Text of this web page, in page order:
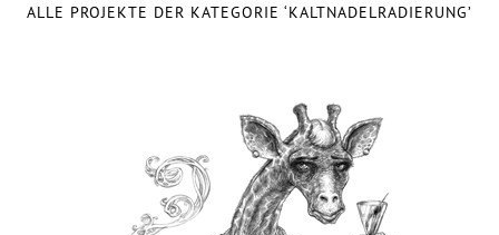
ALLE PROJEKTE DER KATEGORIE ‘KALTNADELRADIERUNG’